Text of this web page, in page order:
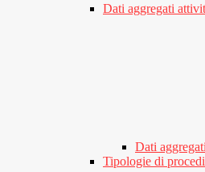
Dati aggregati
Dati
Tipologie di